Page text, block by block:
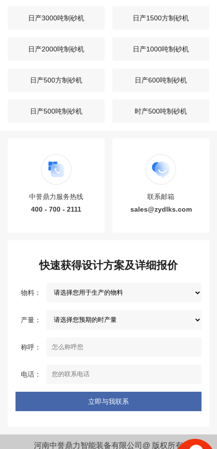
日产3000吨制砂机 日产1500方制砂机
日产2000吨制砂机 日产1000吨制砂机
日产500方制砂机 日产600吨制砂机
日产500吨制砂机 时产500吨制砂机
中誉鼎力服务热线
400 - 700 - 2111
联系邮箱
sales@zydlks.com
快速获得设计方案及详细报价
物料：
产量：
称呼：
电话：
河南中誉鼎力智能装备有限公司@ 版权所有